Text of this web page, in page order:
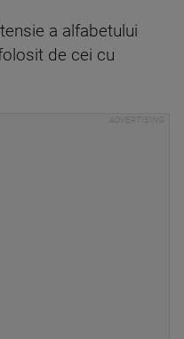
a alfabetului
de cei cu